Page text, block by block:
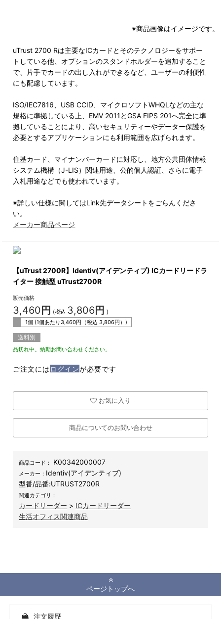
※商品画像はイメージです。
uTrust 2700 Rは主要なICカードとそのテクノロジーをサポー
トしている他、オプションのスタンドホルダーを追加すること
で、片手でカードの出し入れができるなど、ユーザーの利便性
にも配慮しています。
ISO/IEC7816、USB CCID、マイクロソフトWHQLなどの主な
規格に準拠している上、EMV 2011とGSA FIPS 201へ完全に準
拠していることにより、高いセキュリティーやデーター保護を
必要とするアプリケーションにも利用範囲を広げられます。
住基カード、マイナンバーカードに対応し、地方公共団体情報
システム機構（J-LIS）関連用途、公的個人認証、さらに電子
入札用途などでも使われています。
※詳しい仕様に関してはLink先データシートをごらんくださ
い。
メーカー商品ページ
【uTrust 2700R】Identiv(アイデンティブ) ICカードリードラ
イター 接触型 uTrust2700R
販売価格
3,460 円 (税込 3,806円 )
1個 (1個あたり 3,460円（税込 3,806円）)
送料別
品切れ中。納期お問い合わせください。
ご注文には ログインが必要です
お気に入り
商品についてのお問い合わせ
商品コード： K00342000007
メーカー： Identiv(アイデンティブ)
型番/品番:UTRUST2700R
関連カテゴリ：
カードリーダー > ICカードリーダー
生活オフィス関連商品
ページトップへ
注文履歴